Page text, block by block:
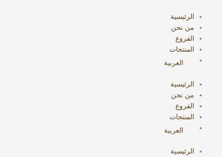
المحتوى
الرئيسية
من نحن
الفروع
المنتجات
العربية
الرئيسية
من نحن
الفروع
المنتجات
العربية
الرئيسية
عن: